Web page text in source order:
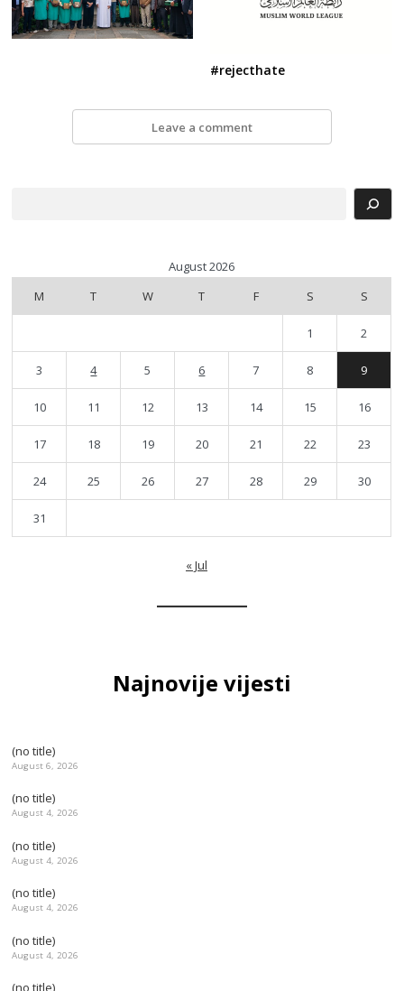
#rejecthate
Leave a comment
August 2026
M
T W T F S S
1 2
3 4 5 6 7 8 9
10 11 12 13 14 15 16
17 18 19 20 21 22 23
24 25 26 27 28 29 30
31
« Jul
Najnovije vijesti
(no title)
August 6, 2026
(no title)
August 4, 2026
(no title)
August 4, 2026
(no title)
August 4, 2026
(no title)
August 4, 2026
(no title)